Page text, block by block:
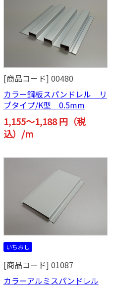
[商品コード] 00480
カラー鋼板スパンドレル リ
ブタイプ/K型 0.5mm
1,155～1,188 円（税
込）/m
いちおし
[商品コード] 01087
カラーアルミスパンドレル